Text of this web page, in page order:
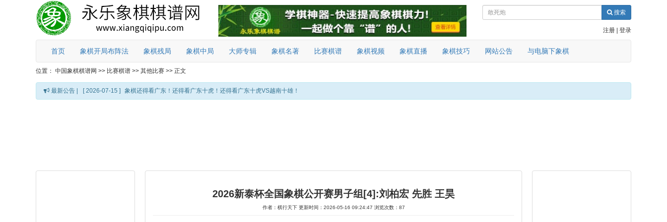
搜索
注册 登录
首页 象棋开局布阵法 象棋残局 象棋中局 大师专辑 象棋名著 比赛棋谱 象棋视频 象棋直播 象棋技巧 网站公告 与电脑下象棋
位置： 中国象棋棋谱网 >> 比赛棋谱 >> 其他比赛 >> 正文
最新公告 | [ 2026-07-15 ] 象棋还得看广东！还得看广东十虎！还得看广东十虎VS越南十雄！
2026新泰杯全国象棋公开赛男子组[4]:刘柏宏 先胜 王昊
作者：棋行天下 更新时间：2026-05-16 09:24:47 浏览次数：87